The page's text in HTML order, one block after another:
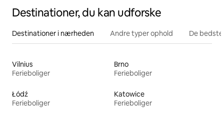
Destinationer, du kan udforske
Destinationer i nærheden Andre typer ophold De
Vilnius
Ferieboliger
Brno
Ferieboliger
Łódź
Ferieboliger
Katowice
Ferieboliger